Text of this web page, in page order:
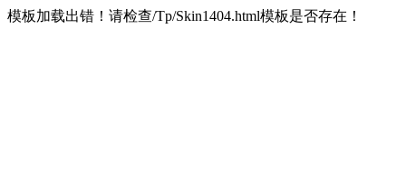
模板加载出错！请检查/Tp/Skin1404.html模板是否存在！